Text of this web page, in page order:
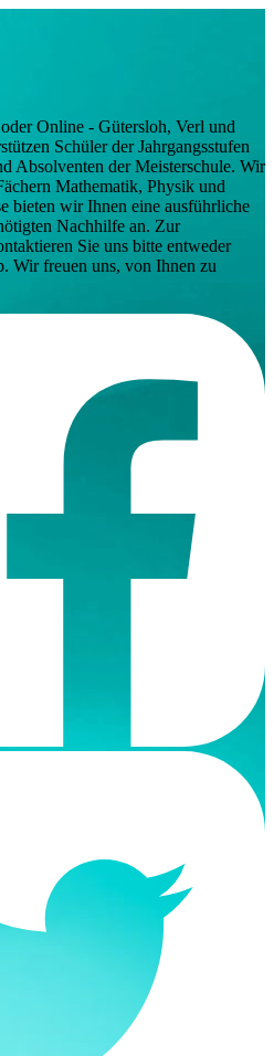
Online - Gütersloh, Verl und
Schüler der Jahrgangsstufen
Absolventen der Meisterschule. Wir
Mathematik, Physik und
bieten wir Ihnen eine ausführliche
Nachhilfe an. Zur
Sie uns bitte entweder
Wir freuen uns, von Ihnen zu